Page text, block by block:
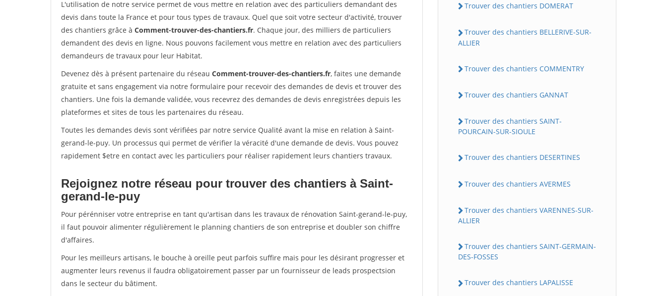
L'utilisation de notre service permet de vous mettre en relation avec des particuliers demandant des
devis dans toute la France et pour tous types de travaux. Quel que soit votre secteur d'activité, trouver
des chantiers grâce à Comment-trouver-des-chantiers.fr. Chaque jour, des milliers de particuliers
demandent des devis en ligne. Nous pouvons facilement vous mettre en relation avec des particuliers
demandeurs de travaux pour leur Habitat.
Devenez dès à présent partenaire du réseau Comment-trouver-des-chantiers.fr, faites une demande
gratuite et sans engagement via notre formulaire pour recevoir des demandes de devis et trouver des
chantiers. Une fois la demande validée, vous recevrez des demandes de devis enregistrées depuis les
plateformes et sites de tous les partenaires du réseau.
Toutes les demandes devis sont vérifiées par notre service Qualité avant la mise en relation à Saint-
gerand-le-puy. Un processus qui permet de vérifier la véracité d'une demande de devis. Vous pouvez
rapidement $etre en contact avec les particuliers pour réaliser rapidement leurs chantiers travaux.
Rejoignez notre réseau pour trouver des chantiers à Saint-
gerand-le-puy
Pour pérénniser votre entreprise en tant qu'artisan dans les travaux de rénovation Saint-gerand-le-puy,
il faut pouvoir alimenter régulièrement le planning chantiers de son entreprise et doubler son chiffre
d'affaires.
Pour les meilleurs artisans, le bouche à oreille peut parfois suffire mais pour les désirant progresser et
augmenter leurs revenus il faudra obligatoirement passer par un fournisseur de leads prospectsion
dans le secteur du bâtiment.
Trouver des chantiers DOMERAT
Trouver des chantiers BELLERIVE-SUR-
ALLIER
Trouver des chantiers COMMENTRY
Trouver des chantiers GANNAT
Trouver des chantiers SAINT-
POURCAIN-SUR-SIOULE
Trouver des chantiers DESERTINES
Trouver des chantiers AVERMES
Trouver des chantiers VARENNES-SUR-
ALLIER
Trouver des chantiers SAINT-GERMAIN-
DES-FOSSES
Trouver des chantiers LAPALISSE